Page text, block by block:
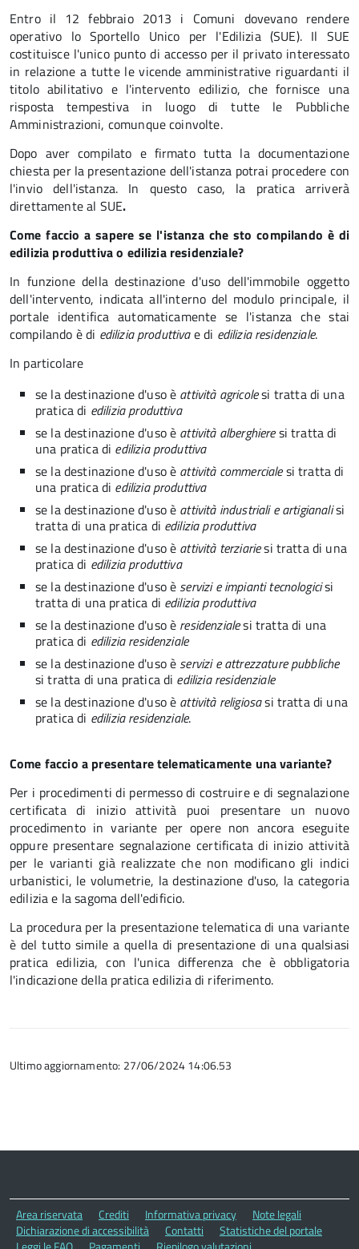
Entro il 12 febbraio 2013 i Comuni dovevano rendere
operativo lo Sportello Unico per l'Edilizia (SUE). Il SUE
costituisce l'unico punto di accesso per il privato interessato
in relazione a tutte le vicende amministrative riguardanti il
titolo abilitativo e l'intervento edilizio, che fornisce una
risposta tempestiva in luogo di tutte le Pubbliche
Amministrazioni, comunque coinvolte.
Dopo aver compilato e firmato tutta la documentazione
chiesta per la presentazione dell'istanza potrai procedere con
l'invio dell'istanza. In questo caso, la pratica arriverà
direttamente al SUE.
Come faccio a sapere se l'istanza che sto compilando è di
edilizia produttiva o edilizia residenziale?
In funzione della destinazione d'uso dell'immobile oggetto
dell'intervento, indicata all'interno del modulo principale, il
portale identifica automaticamente se l'istanza che stai
compilando è di edilizia produttivae di edilizia residenziale.
In particolare
se la destinazione d'uso è attività agricolesi tratta di una
pratica di edilizia produttiva
se la destinazione d'uso è attività alberghieresi tratta di
una pratica di edilizia produttiva
se la destinazione d'uso è attività commercialesi tratta di
una pratica di edilizia produttiva
se la destinazione d'uso è attività industriali e artigianalisi
tratta di una pratica di edilizia produttiva
se la destinazione d'uso è attività terziariesi tratta di una
pratica di edilizia produttiva
se la destinazione d'uso è servizi e impianti tecnologicisi
tratta di una pratica di edilizia produttiva
se la destinazione d'uso è residenzialesi tratta di una
pratica di edilizia residenziale
se la destinazione d'uso è servizi e attrezzature pubbliche
si tratta di una pratica di edilizia residenziale
se la destinazione d'uso è attività religiosasi tratta di una
pratica di edilizia residenziale.
Come faccio a presentare telematicamente una variante?
Per i procedimenti di permesso di costruire e di segnalazione
certificata di inizio attività puoi presentare un nuovo
procedimento in variante per opere non ancora eseguite
oppure presentare segnalazione certificata di inizio attività
per le varianti già realizzate che non modificano gli indici
urbanistici, le volumetrie, la destinazione d'uso, la categoria
edilizia e la sagoma dell'edificio.
La procedura per la presentazione telematica di una variante
è del tutto simile a quella di presentazione di una qualsiasi
pratica edilizia, con l'unica differenza che è obbligatoria
l'indicazione della pratica edilizia di riferimento.
Ultimo aggiornamento: 27/06/2024 14:06.53
Area riservata Crediti Informativa privacy
Note legali
Dichiarazione di accessibilità
Contatti
Statistiche del portale